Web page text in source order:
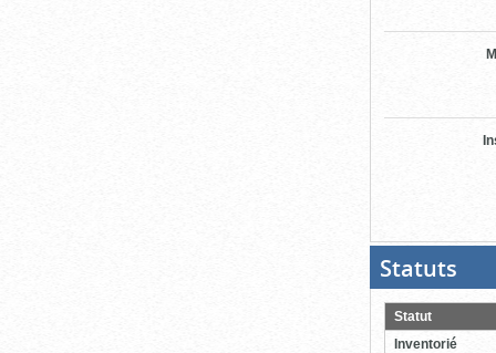
Statuts
pour
Statut
Inventorié